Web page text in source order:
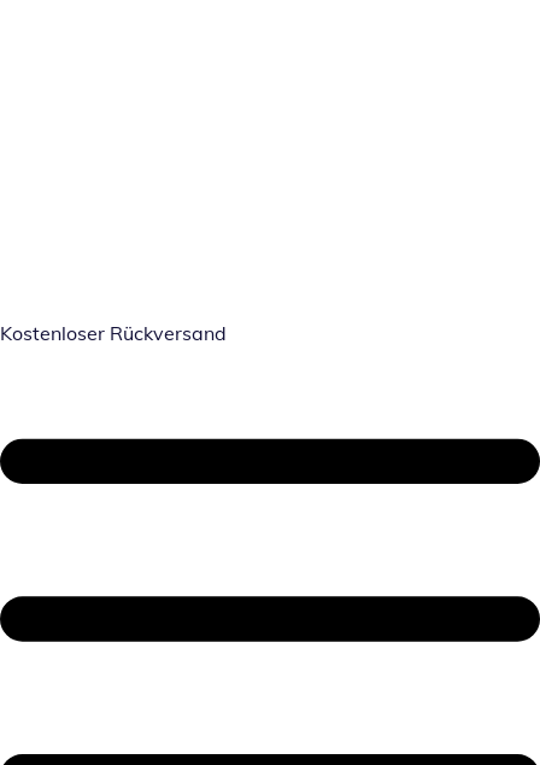
Kostenloser Rückversand